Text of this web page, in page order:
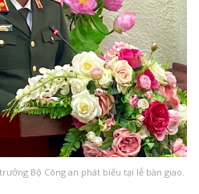
Bộ Công an phát biểu tại lễ bàn giao.